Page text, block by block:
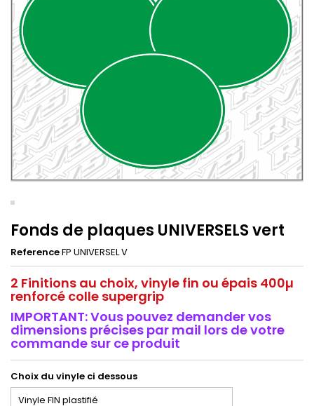
Fonds de plaques UNIVERSELS vert
ReferenceFP UNIVERSEL V
2 Finitions au choix, vinyle fin ou épais 400µ
renforcé colle supergrip
IMPORTANT: Vous pouvez demander vos
dimensions précises par mail lors de votre
commande sur ce produit
Choix du vinyle ci dessous